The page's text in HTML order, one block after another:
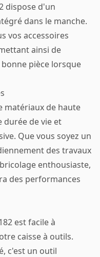
dispose d'un
dans le manche.
vos accessoires
ainsi de
pièce lorsque
matériaux de haute
durée de vie et
Que vous soyez un
des travaux
enthousiaste,
des performances
est facile à
caisse à outils.
c'est un outil